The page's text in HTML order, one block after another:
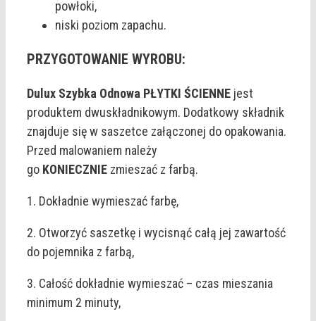
powłoki,
niski poziom zapachu.
PRZYGOTOWANIE WYROBU:
Dulux Szybka Odnowa PŁYTKI ŚCIENNE jest
produktem dwuskładnikowym. Dodatkowy składnik
znajduje się w saszetce załączonej do opakowania.
Przed malowaniem należy
go KONIECZNIE zmieszać z farbą.
1. Dokładnie wymieszać farbę,
2. Otworzyć saszetkę i wycisnąć całą jej zawartość
do pojemnika z farbą,
3. Całość dokładnie wymieszać – czas mieszania
minimum 2 minuty,